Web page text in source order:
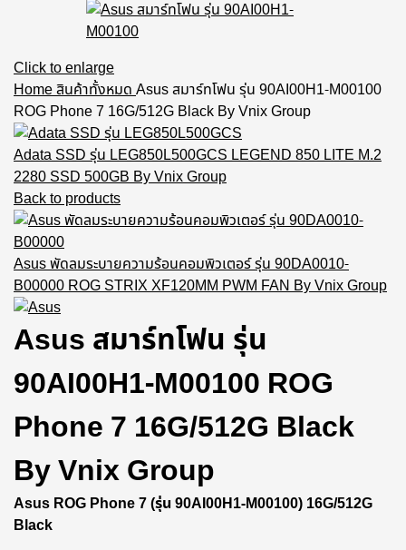
Click to enlarge
Homeสินค้าทั้งหมดAsus สมาร์ทโฟน รุ่น 90AI00H1-M00100
ROG Phone 7 16G/512G Black By Vnix Group
Adata SSD รุ่น LEG850L500GCS LEGEND 850 LITE M.2
2280 SSD 500GB By Vnix Group
Back to products
Asus พัดลมระบายความร้อนคอมพิวเตอร์ รุ่น 90DA0010-
B00000 ROG STRIX XF120MM PWM FAN By Vnix Group
Asus สมาร์ทโฟน รุ่น
90AI00H1-M00100 ROG
Phone 7 16G/512G Black
By Vnix Group
Asus ROG Phone 7 (รุ่น 90AI00H1-M00100) 16G/512G
Black